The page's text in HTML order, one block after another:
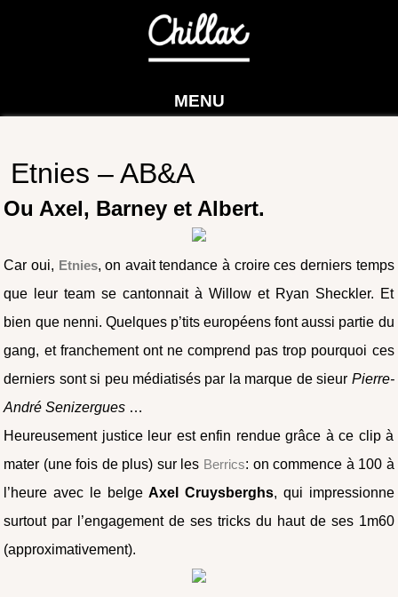
MENU
Etnies – AB&A
Ou Axel, Barney et Albert.
Car oui, Etnies, on avait tendance à croire ces derniers temps
que leur team se cantonnait à Willow et Ryan Sheckler. Et
bien que nenni. Quelques p’tits européens font aussi partie du
gang, et franchement ont ne comprend pas trop pourquoi ces
derniers sont si peu médiatisés par la marque de sieur Pierre-
André Senizergues …
Heureusement justice leur est enfin rendue grâce à ce clip à
mater (une fois de plus) sur les Berrics: on commence à 100 à
l’heure avec le belgeAxel Cruysberghs, qui impressionne
surtout par l’engagement de ses tricks du haut de ses 1m60
(approximativement).